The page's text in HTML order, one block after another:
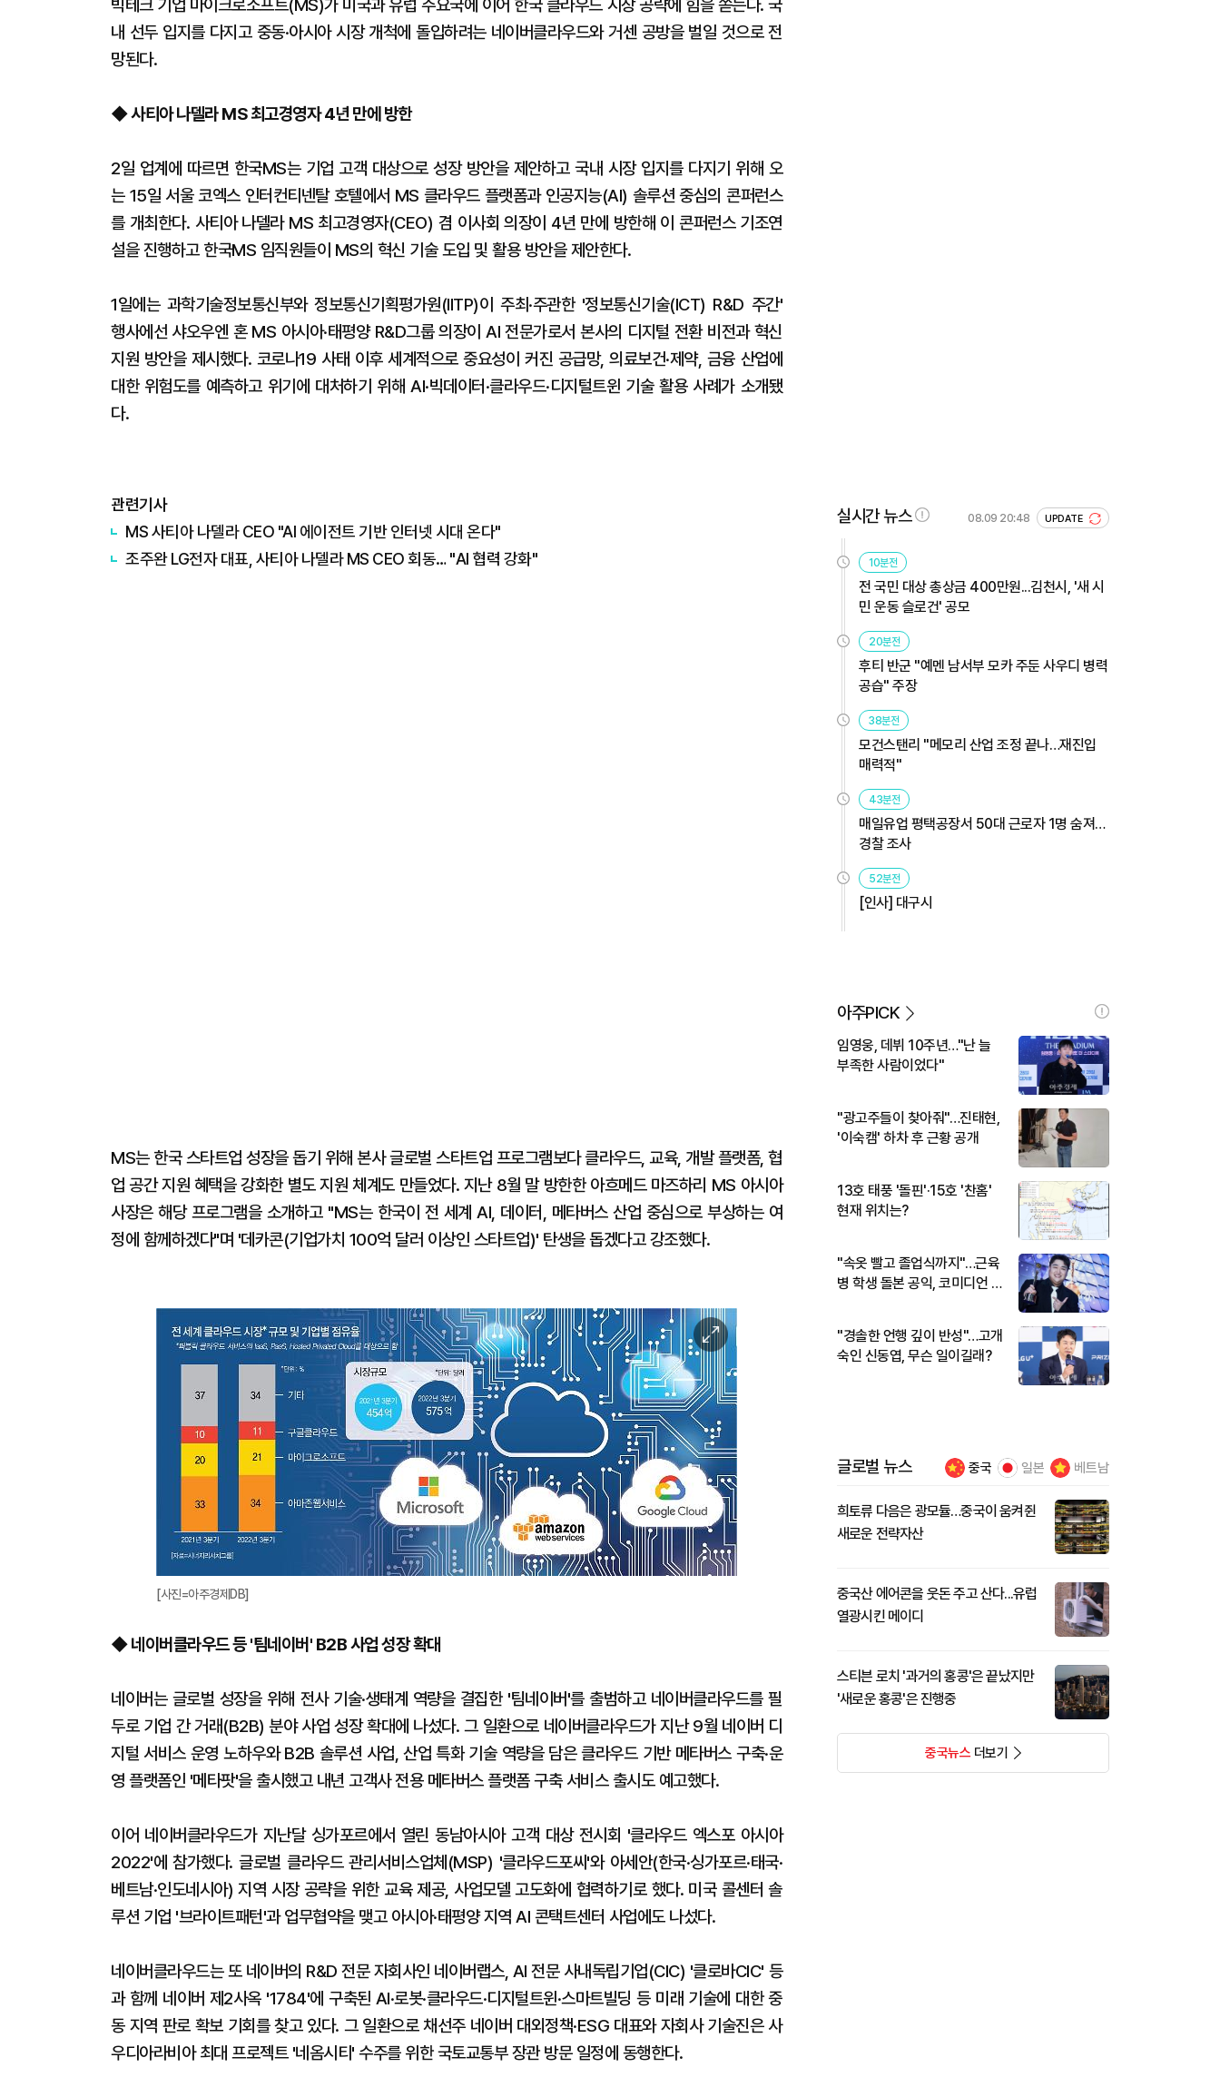
빅테크 기업 마이크로소프트(MS)가 미국과 유럽 주요국에 이어 한국 클라우드 시장 공략에 힘을 쏟는다. 국
내 선두 입지를 다지고 중동·아시아 시장 개척에 돌입하려는 네이버클라우드와 거센 공방을 벌일 것으로 전
망된다.
◆ 사티아 나델라 MS 최고경영자 4년 만에 방한
2일 업계에 따르면 한국MS는 기업 고객 대상으로 성장 방안을 제안하고 국내 시장 입지를 다지기 위해 오
는 15일 서울 코엑스 인터컨티넨탈 호텔에서 MS 클라우드 플랫폼과 인공지능(AI) 솔루션 중심의 콘퍼런스
를 개최한다. 사티아 나델라 MS 최고경영자(CEO) 겸 이사회 의장이 4년 만에 방한해 이 콘퍼런스 기조연
설을 진행하고 한국MS 임직원들이 MS의 혁신 기술 도입 및 활용 방안을 제안한다.
1일에는 과학기술정보통신부와 정보통신기획평가원(IITP)이 주최·주관한 '정보통신기술(ICT) R&D 주간'
행사에선 샤오우엔 혼 MS 아시아·태평양 R&D그룹 의장이 AI 전문가로서 본사의 디지털 전환 비전과 혁신
지원 방안을 제시했다. 코로나19 사태 이후 세계적으로 중요성이 커진 공급망, 의료보건·제약, 금융 산업에
대한 위험도를 예측하고 위기에 대처하기 위해 AI·빅데이터·클라우드·디지털트윈 기술 활용 사례가 소개됐
다.
관련기사
MS 사티아 나델라 CEO "AI 에이전트 기반 인터넷 시대 온다"
조주완 LG전자 대표, 사티아 나델라 MS CEO 회동… "AI 협력 강화"
MS는 한국 스타트업 성장을 돕기 위해 본사 글로벌 스타트업 프로그램보다 클라우드, 교육, 개발 플랫폼, 협
업 공간 지원 혜택을 강화한 별도 지원 체계도 만들었다. 지난 8월 말 방한한 아흐메드 마즈하리 MS 아시아
사장은 해당 프로그램을 소개하고 "MS는 한국이 전 세계 AI, 데이터, 메타버스 산업 중심으로 부상하는 여
정에 함께하겠다"며 '데카콘(기업가치 100억 달러 이상인 스타트업)' 탄생을 돕겠다고 강조했다.
이
미
지
확
대
[사진=아주경제DB]
◆ 네이버클라우드 등 '팀네이버' B2B 사업 성장 확대
네이버는 글로벌 성장을 위해 전사 기술·생태계 역량을 결집한 '팀네이버'를 출범하고 네이버클라우드를 필
두로 기업 간 거래(B2B) 분야 사업 성장 확대에 나섰다. 그 일환으로 네이버클라우드가 지난 9월 네이버 디
지털 서비스 운영 노하우와 B2B 솔루션 사업, 산업 특화 기술 역량을 담은 클라우드 기반 메타버스 구축·운
영 플랫폼인 '메타팟'을 출시했고 내년 고객사 전용 메타버스 플랫폼 구축 서비스 출시도 예고했다.
이어 네이버클라우드가 지난달 싱가포르에서 열린 동남아시아 고객 대상 전시회 '클라우드 엑스포 아시아
2022'에 참가했다. 글로벌 클라우드 관리서비스업체(MSP) '클라우드포씨'와 아세안(한국·싱가포르·태국·
베트남·인도네시아) 지역 시장 공략을 위한 교육 제공, 사업모델 고도화에 협력하기로 했다. 미국 콜센터 솔
루션 기업 '브라이트패턴'과 업무협약을 맺고 아시아·태평양 지역 AI 콘택트센터 사업에도 나섰다.
네이버클라우드는 또 네이버의 R&D 전문 자회사인 네이버랩스, AI 전문 사내독립기업(CIC) '클로바CIC' 등
과 함께 네이버 제2사옥 '1784'에 구축된 AI·로봇·클라우드·디지털트윈·스마트빌딩 등 미래 기술에 대한 중
동 지역 판로 확보 기회를 찾고 있다. 그 일환으로 채선주 네이버 대외정책·ESG 대표와 자회사 기술진은 사
우디아라비아 최대 프로젝트 '네옴시티' 수주를 위한 국토교통부 장관 방문 일정에 동행한다.
실시간 뉴스 08.09 20:48 UPDATE
10분전
전 국민 대상 총상금 400만원...김천시, '새 시
민 운동 슬로건' 공모
20분전
후티 반군 "예멘 남서부 모카 주둔 사우디 병력
공습" 주장
38분전
모건스탠리 "메모리 산업 조정 끝나…재진입
매력적"
43분전
매일유업 평택공장서 50대 근로자 1명 숨져…
경찰 조사
52분전
[인사] 대구시
아주PICK
임영웅, 데뷔 10주년…"난 늘
부족한 사람이었다"
"광고주들이 찾아줘"…진태현,
'이숙캠' 하차 후 근황 공개
13호 태풍 '돌핀'·15호 '찬홈'
현재 위치는?
"속옷 빨고 졸업식까지"…근육
병 학생 돌본 공익, 코미디언 김
"경솔한 언행 깊이 반성"…고개
숙인 신동엽, 무슨 일이길래?
글로벌 뉴스 중국 일본 베트남
희토류 다음은 광모듈…중국이 움켜쥔
새로운 전략자산
중국산 에어콘을 웃돈 주고 산다...유럽
열광시킨 메이디
스티븐 로치 '과거의 홍콩'은 끝났지만
'새로운 홍콩'은 진행중
중국뉴스더보기